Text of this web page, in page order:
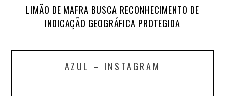
LIMÃO DE MAFRA BUSCA RECONHECIMENTO DE
INDICAÇÃO GEOGRÁFICA PROTEGIDA
AZUL – INSTAGRAM